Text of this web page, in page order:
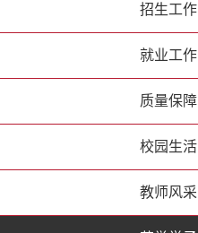
招生工作
就业工作
质量保障
校园生活
教师风采